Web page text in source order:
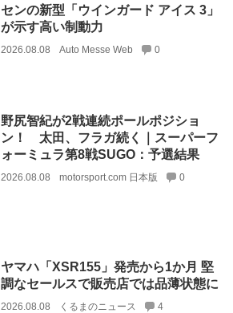
センの新型「ウインガード アイス 3」
が示す高い制動力
2026.08.08 Auto Messe Web 0
野尻智紀が2戦連続ポールポジショ
ン！ 太田、フラガ続く｜スーパーフ
ォーミュラ第8戦SUGO：予選結果
2026.08.08 motorsport.com 日本版 0
ヤマハ「XSR155」発売から1か月 堅
調なセールスで販売店では品薄状態に
2026.08.08 くるまのニュース 4